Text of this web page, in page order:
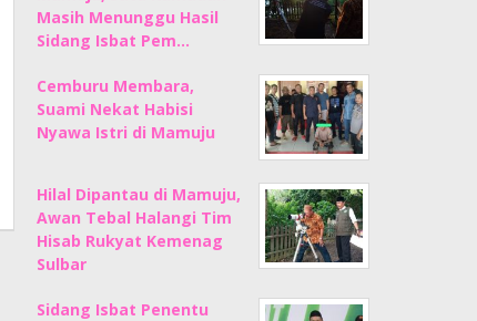
Masih Menunggu Hasil
Sidang Isbat Pem…
Cemburu Membara,
Suami Nekat Habisi
Nyawa Istri di Mamuju
Hilal Dipantau di Mamuju,
Awan Tebal Halangi Tim
Hisab Rukyat Kemenag
Sulbar
Sidang Isbat Penentu